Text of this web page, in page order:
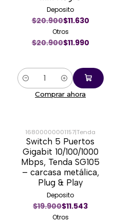
Deposito
$20.900$11.630
Otros
$20.900$11.990
Cantidad
Comprar ahora
-40%
16800000001157|Tenda
Switch 5 Puertos
Gigabit 10/100/1000
Mbps, Tenda SG105
– carcasa metálica,
Plug & Play
Deposito
$19.900$11.543
Otros